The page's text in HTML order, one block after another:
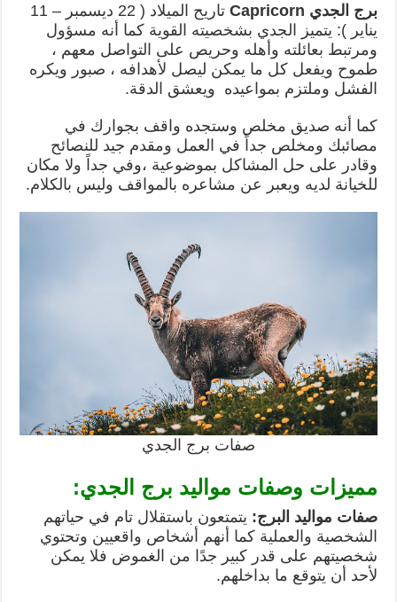
برج الجدي Capricorn
تاريح الميلاد ( 22 ديسمبر – 11
يناير ): يتميز الجدي بشخصيته القوية كما أنه مسؤول
ومرتبط بعائلته وأهله وحريص على التواصل معهم ،
طموح ويفعل كل ما يمكن ليصل لأهدافه ، صبور ويكره
الفشل وملتزم بمواعيده ويعشق الدقة.
كما أنه صديق مخلص وستجده واقف بجوارك في
مصائبك ومخلص جداً في العمل ومقدم جيد للنصائح
وقادر على حل المشاكل بموضوعية ،وفي جداً ولا مكان
للخيانة لديه ويعبر عن مشاعره بالمواقف وليس بالكلام.
صفات برج الجدي
مميزات وصفات مواليد برج الجدي:
صفات مواليد البرج: يتمتعون باستقلال تام في حياتهم
الشخصية والعملية كما أنهم أشخاص واقعيين وتحتوي
شخصيتهم على قدر كبير جدًا من الغموض فلا يمكن
لأحد أن يتوقع ما بداخلهم.